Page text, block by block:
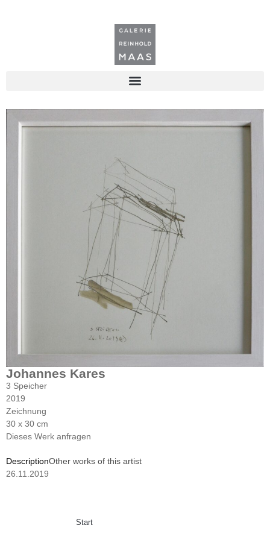
Johannes Kares
3 Speicher
2019
Zeichnung
30 x 30 cm
Dieses Werk anfragen
DescriptionOther works of this artist
26.11.2019
Start